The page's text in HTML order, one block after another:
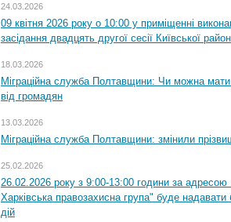
24.03.2026
09 квітня 2026 року о 10:00 у приміщенні
засідання двадцять другої сесії Київської
18.03.2026
Міграційна служба Полтавщини: Чи можна мати
від громадян
13.03.2026
Міграційна служба Полтавщини: змінили
25.02.2026
26.02.2026 року з 9:00-13:00 години за
Харківська правозахисна група" буде
дій